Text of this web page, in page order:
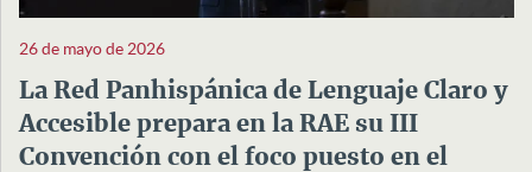
26 de mayo de 2026
La Red Panhispánica de Lenguaje Claro y
Accesible prepara en la RAE su III
Convención con el foco puesto en el